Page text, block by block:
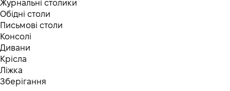
Журнальні столики
Обідні столи
Письмові столи
Консолі
Дивани
Крісла
Ліжка
Зберігання